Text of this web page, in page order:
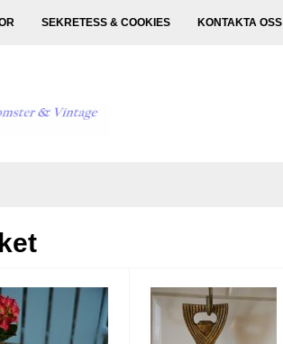
SEKRETESS & COOKIES KONTAKTA OSS